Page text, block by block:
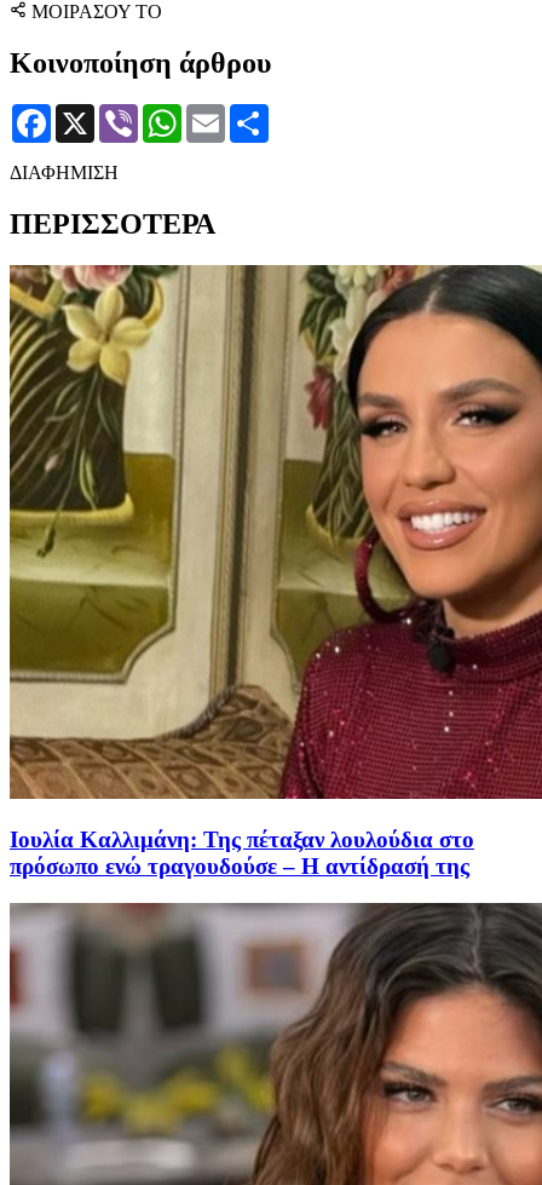
ΜΟΙΡΑΣΟΥ ΤΟ
Κοινοποίηση άρθρου
Facebook
X Viber WhatsApp
Email
ΔΙΑΦΗΜΙΣΗ
ΠΕΡΙΣΣΟΤΕΡΑ
Ιουλία Καλλιμάνη: Της πέταξαν λουλούδια στο
πρόσωπο ενώ τραγουδούσε – Η αντίδρασή της